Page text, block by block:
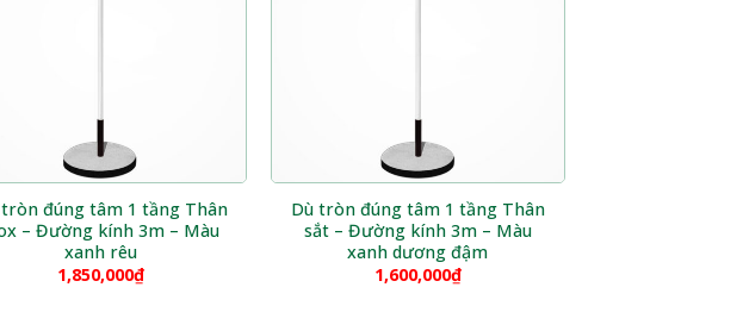
tròn đúng tâm 1 tầng Thân
– Đường kính 3m – Màu
xanh rêu
1,850,000₫
Dù tròn đúng tâm 1 tầng Thân
sắt – Đường kính 3m – Màu
xanh dương đậm
1,600,000₫